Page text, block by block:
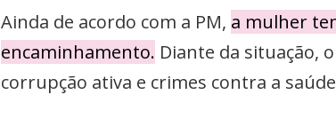
Ainda de acordo com a PM, a mulher
encaminhamento. Diante da situação,
corrupção ativa e crimes contra a